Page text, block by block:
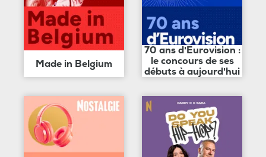
Made in Belgium
70 ans d'Eurovision :
le concours de ses
débuts à aujourd'hui